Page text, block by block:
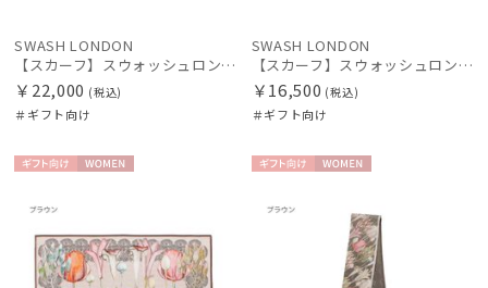
絞り込み
SWASH LONDON
【スカーフ】スウォッシュロンドン (SWASH LONDON) Garden Act 88×88 シルク 日本製
￥22,000 (税込)
＃ギフト向け
SWASH LONDON
【スカーフ】スウォッシュロンドン (SWASH LONDON) Garden Act 68×68 シルク 日本製
￥16,500 (税込)
＃ギフト向け
向け
向け